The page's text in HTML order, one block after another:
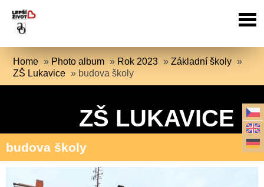
Home » Photo album » Rok 2023 »Základní školy »
ZŠ Lukavice » budova školy
ZŠ LUKAVICE
budova školy